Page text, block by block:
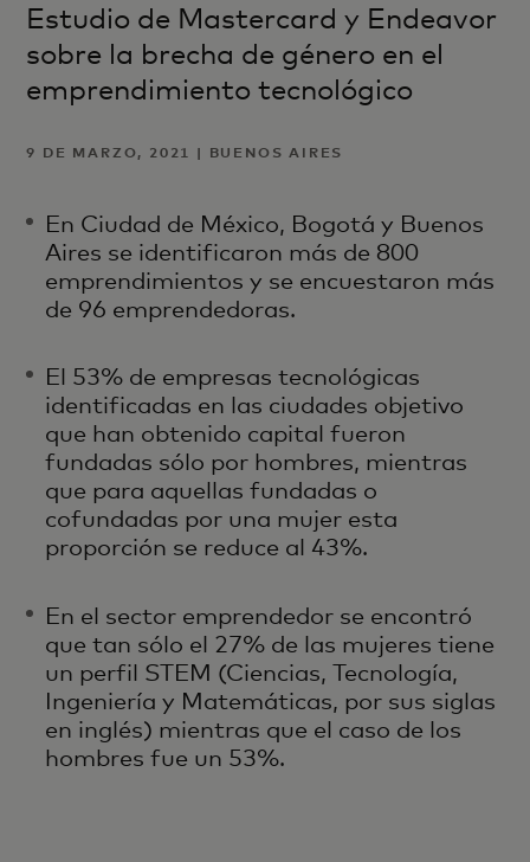
Estudio de Mastercard y Endeavor
sobre la brecha de género en el
emprendimiento tecnológico
9 DE MARZO, 2021 | BUENOS AIRES
En Ciudad de México, Bogotá y Buenos
Aires se identificaron más de 800
emprendimientos y se encuestaron más
de 96 emprendedoras.
El 53% de empresas tecnológicas
identificadas en las ciudades objetivo
que han obtenido capital fueron
fundadas sólo por hombres, mientras
que para aquellas fundadas o
cofundadas por una mujer esta
proporción se reduce al 43%.
En el sector emprendedor se encontró
que tan sólo el 27% de las mujeres tiene
un perfil STEM (Ciencias, Tecnología,
Ingeniería y Matemáticas, por sus siglas
en inglés) mientras que el caso de los
hombres fue un 53%.